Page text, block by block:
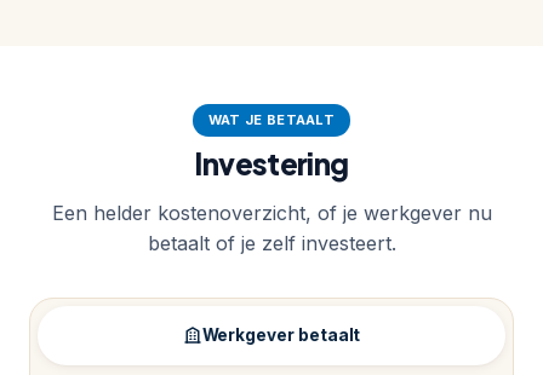
WAT JE BETAALT
Investering
Een helder kostenoverzicht, of je werkgever nu
betaalt of je zelf investeert.
Werkgever betaalt